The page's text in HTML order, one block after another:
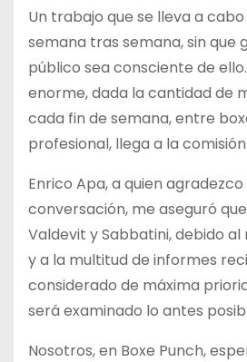
Un trabajo que se lleva a
semana tras semana, sin que
público sea consciente de
enorme, dada la cantidad de
cada fin de semana, entre
profesional, llega a la comisión.
Enrico Apa, a quien
conversación, me aseguró
Valdevit y Sabbatini, debido
y a la multitud de informes
considerado de máxima
será examinado lo antes
Nosotros, en Boxe Punch,